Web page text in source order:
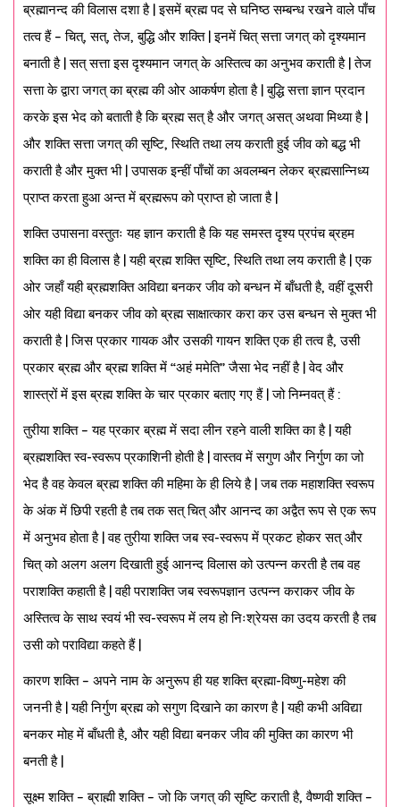
ब्रह्मानन्द की विलास दशा है | इसमें ब्रह्म पद से घनिष्ठ सम्बन्ध रखने वाले पाँच
तत्व हैं – चित्, सत्, तेज, बुद्धि और शक्ति | इनमें चित् सत्ता जगत् को दृश्यमान
बनाती है | सत् सत्ता इस दृश्यमान जगत् के अस्तित्व का अनुभव कराती है | तेज
सत्ता के द्वारा जगत् का ब्रह्म की ओर आकर्षण होता है | बुद्धि सत्ता ज्ञान प्रदान
करके इस भेद को बताती है कि ब्रह्म सत् है और जगत् असत् अथवा मिथ्या है |
और शक्ति सत्ता जगत् की सृष्टि, स्थिति तथा लय कराती हुई जीव को बद्ध भी
कराती है और मुक्त भी | उपासक इन्हीं पाँचों का अवलम्बन लेकर ब्रह्मसान्निध्य
प्राप्त करता हुआ अन्त में ब्रह्मरूप को प्राप्त हो जाता है |
शक्ति उपासना वस्तुतः यह ज्ञान कराती है कि यह समस्त दृश्य प्रपंच ब्रहम
शक्ति का ही विलास है | यही ब्रह्म शक्ति सृष्टि, स्थिति तथा लय कराती है | एक
ओर जहाँ यही ब्रह्मशक्ति अविद्या बनकर जीव को बन्धन में बाँधती है, वहीं दूसरी
ओर यही विद्या बनकर जीव को ब्रह्म साक्षात्कार करा कर उस बन्धन से मुक्त भी
कराती है | जिस प्रकार गायक और उसकी गायन शक्ति एक ही तत्व है, उसी
प्रकार ब्रह्म और ब्रह्म शक्ति में “अहं ममेति” जैसा भेद नहीं है | वेद और
शास्त्रों में इस ब्रह्म शक्ति के चार प्रकार बताए गए हैं | जो निम्नवत् हैं :
तुरीया शक्ति – यह प्रकार ब्रह्म में सदा लीन रहने वाली शक्ति का है | यही
ब्रह्मशक्ति स्व-स्वरूप प्रकाशिनी होती है | वास्तव में सगुण और निर्गुण का जो
भेद है वह केवल ब्रह्म शक्ति की महिमा के ही लिये है | जब तक महाशक्ति स्वरूप
के अंक में छिपी रहती है तब तक सत् चित् और आनन्द का अद्वैत रूप से एक रूप
में अनुभव होता है | वह तुरीया शक्ति जब स्व-स्वरूप में प्रकट होकर सत् और
चित् को अलग अलग दिखाती हुई आनन्द विलास को उत्पन्न करती है तब वह
पराशक्ति कहाती है | वही पराशक्ति जब स्वरूपज्ञान उत्पन्न कराकर जीव के
अस्तित्व के साथ स्वयं भी स्व-स्वरूप में लय हो निःश्रेयस का उदय करती है तब
उसी को पराविद्या कहते हैं |
कारण शक्ति – अपने नाम के अनुरूप ही यह शक्ति ब्रह्मा-विष्णु-महेश की
जननी है | यही निर्गुण ब्रह्म को सगुण दिखाने का कारण है | यही कभी अविद्या
बनकर मोह में बाँधती है, और यही विद्या बनकर जीव की मुक्ति का कारण भी
बनती है |
सूक्ष्म शक्ति – ब्राह्मी शक्ति – जो कि जगत् की सृष्टि कराती है, वैष्णवी शक्ति –